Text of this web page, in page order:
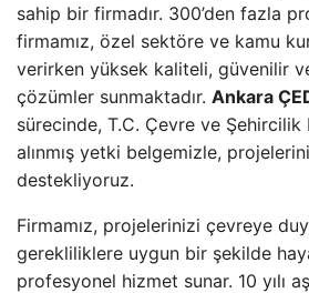
sahip bir firmadır. 300’den fazla
firmamız, özel sektöre ve kamu
verirken yüksek kaliteli, güvenilir
çözümler sunmaktadır. Ankara
sürecinde, T.C. Çevre ve Şehircilik
alınmış yetki belgemizle,
destekliyoruz.
Firmamız, projelerinizi çevreye
gerekliliklere uygun bir şekilde
profesyonel hizmet sunar. 10 yılı